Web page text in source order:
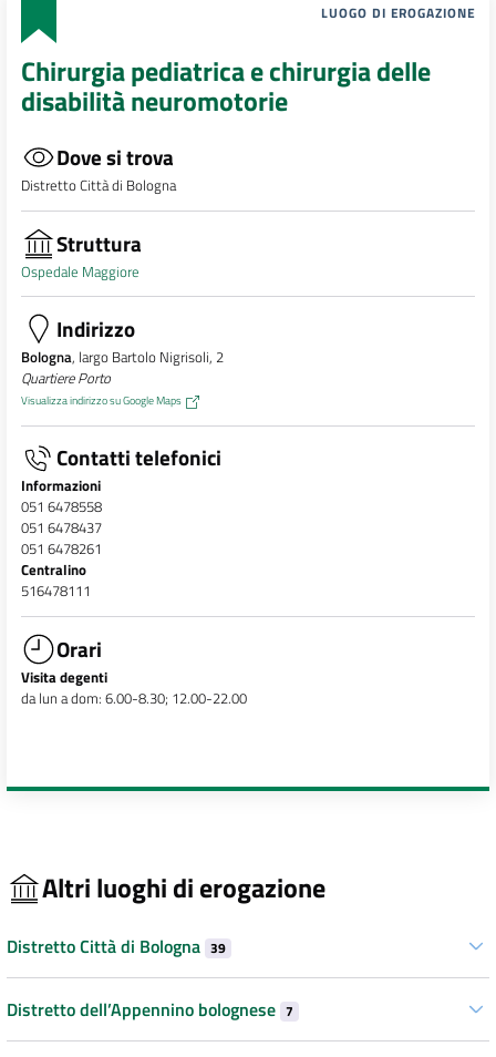
LUOGO DI EROGAZIONE
Chirurgia pediatrica e chirurgia delle
disabilità neuromotorie
Dove si trova
Distretto Città di Bologna
Struttura
Ospedale Maggiore
Indirizzo
Bologna, largo Bartolo Nigrisoli, 2
Quartiere Porto
Visualizza indirizzo su Google Maps
Contatti telefonici
Informazioni
051 6478558
051 6478437
051 6478261
Centralino
516478111
Orari
Visita degenti
da lun a dom: 6.00-8.30; 12.00-22.00
Altri luoghi di erogazione
Distretto Città di Bologna 39
Distretto dell’Appennino bolognese 7